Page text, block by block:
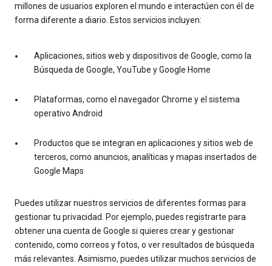
millones de usuarios exploren el mundo e interactúen con él de
forma diferente a diario. Estos servicios incluyen:
Aplicaciones, sitios web y dispositivos de Google, como la
Búsqueda de Google, YouTube y Google Home
Plataformas, como el navegador Chrome y el sistema
operativo Android
Productos que se integran en aplicaciones y sitios web de
terceros, como anuncios, analíticas y mapas insertados de
Google Maps
Puedes utilizar nuestros servicios de diferentes formas para
gestionar tu privacidad. Por ejemplo, puedes registrarte para
obtener una cuenta de Google si quieres crear y gestionar
contenido, como correos y fotos, o ver resultados de búsqueda
más relevantes. Asimismo, puedes utilizar muchos servicios de